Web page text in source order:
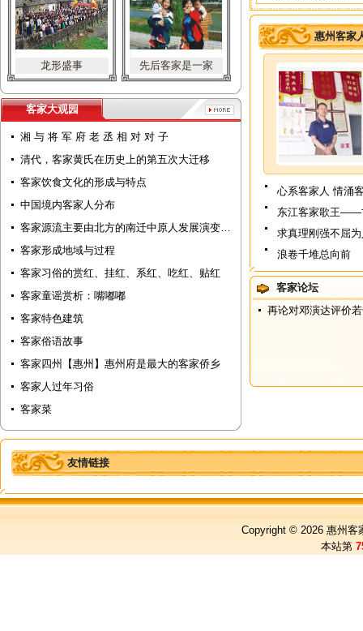
龙形盛事 先后客家是一家
客家大观园
湘 与 将 军 府 老 丞 相 对 对 子
清代，客家黄氏在历史上的第五次大迁移
客家饮食文化的形成与特点
中国境内客家人分布
客家源流主要由北方的南迁中原人发展演变…
客家形成地域与过程
客家习俗的赏红、挂红、系红、吃红、贴红
客家童谣赏析：嘴嘟嘟
客家特色建筑
客家俗语故事
客家四州【惠州】惠州府是最大的客家侨乡
客家人过年习俗
客家菜
惠州客家
心系客家人 情涌
东江客家歌王——
求真理刚强不屈
浪卷千堆总向前
客家论坛
再论对邓演达评价
友情链接
Copyright © 2026 惠州客
本站第